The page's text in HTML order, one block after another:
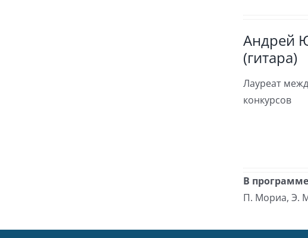
Андрей
(гитара)
Лауреат
конкурсов
В
П. Мориа, Э.